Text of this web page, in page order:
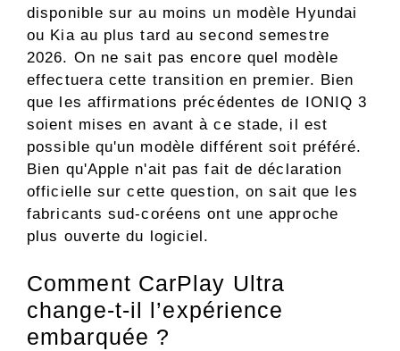
disponible sur au moins un modèle Hyundai
ou Kia au plus tard au second semestre
2026. On ne sait pas encore quel modèle
effectuera cette transition en premier. Bien
que les affirmations précédentes de IONIQ 3
soient mises en avant à ce stade, il est
possible qu'un modèle différent soit préféré.
Bien qu'Apple n'ait pas fait de déclaration
officielle sur cette question, on sait que les
fabricants sud-coréens ont une approche
plus ouverte du logiciel.
Comment CarPlay Ultra
change-t-il l’expérience
embarquée ?